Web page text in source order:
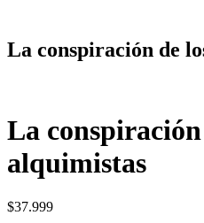
La conspiración de
La
alquimistas
$37.999